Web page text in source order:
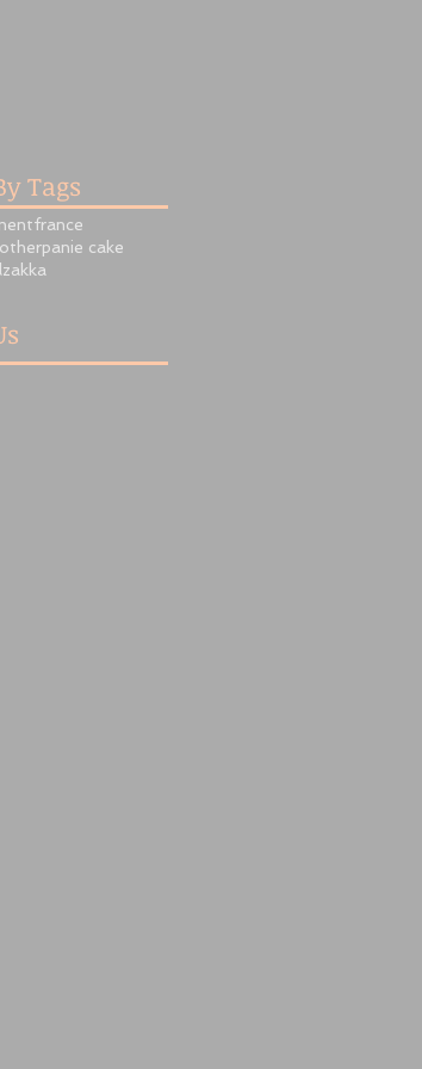
Tags
france
otherpanie cake
zakka